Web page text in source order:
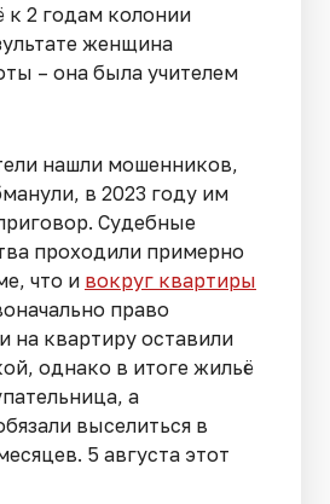
к 2 годам колонии
женщина
– она была учителем
нашли мошенников,
в 2023 году им
Судебные
проходили примерно
что и вокруг квартиры
право
на квартиру оставили
однако в итоге жильё
а
выселиться в
5 августа этот